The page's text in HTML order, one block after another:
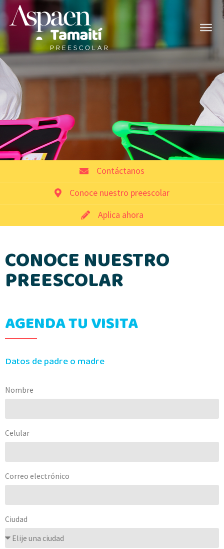
Contáctanos
Conoce nuestro preescolar
Aplica ahora
CONOCE NUESTRO
PREESCOLAR
AGENDA TU VISITA
Datos de padre o madre
Nombre
Celular
Correo electrónico
Ciudad